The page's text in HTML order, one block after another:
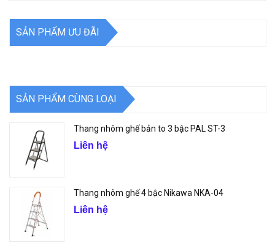
SẢN PHẨM ƯU ĐÃI
SẢN PHẨM CÙNG LOẠI
Thang nhôm ghế bản to 3 bậc PAL ST-3
Liên hệ
Thang nhôm ghế 4 bậc Nikawa NKA-04
Liên hệ